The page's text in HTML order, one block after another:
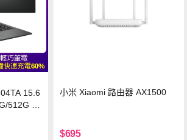
15.6
512G S
小米 Xiaomi 路由器 AX1500
$695